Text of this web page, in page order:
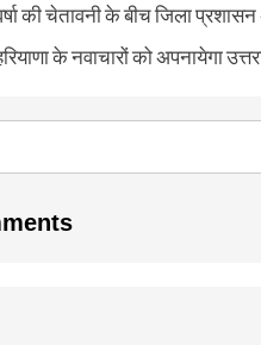
की चेतावनी के बीच जिला
के नवाचारों को अपनायेगा